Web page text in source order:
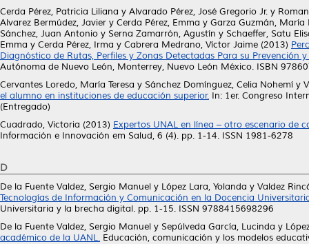
Cerda Pérez, Patricia Liliana y Alvarado Pérez, José Gregorio Jr. y
Alvarez Bermúdez, Javier y Cerda Pérez, Emma y Garza Guzmán, María
Sánchez, Juan Antonio y Serna Zamarrón, Agustín y Schaeffer, Satu
Emma y Cerda Pérez, Irma y Cabrera Medrano, Víctor Jaime (2013)
Diagnóstico de Rutas, Perfiles y Zonas Detectadas Para su Prevención
Autónoma de Nuevo León, Monterrey, Nuevo León México. ISBN
Cervantes Loredo, María Teresa y Sánchez Domínguez, Celia Nohemí y
el alumno en instituciones de educación superior. In: 1er. Congreso
(Entregado)
Cuadrado, Victoria (2013) Expertos UNAL en línea – otro escenario de
Información e Innovación em Salud, 6 (4). pp. 1-14. ISSN 1981-6278
D
De la Fuente Valdez, Sergio Manuel y López Lara, Yolanda y Valdez
Tecnologías de Información y Comunicación en la Docencia
Universitaria y la brecha digital. pp. 1-15. ISSN 9788415698296
De la Fuente Valdez, Sergio Manuel y Sepúlveda García, Lucinda y
académico de la UANL. Educación, comunicación y los modelos